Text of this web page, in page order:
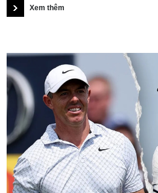
cầu, đồng thời bày tỏ hy vọng hệ
Xem thêm